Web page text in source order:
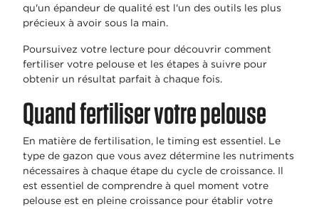
qu'un épandeur de qualité est l'un des outils les plus
précieux à avoir sous la main.
Poursuivez votre lecture pour découvrir comment
fertiliser votre pelouse et les étapes à suivre pour
obtenir un résultat parfait à chaque fois.
Quand fertiliser votre pelouse
En matière de fertilisation, le timing est essentiel. Le
type de gazon que vous avez détermine les nutriments
nécessaires à chaque étape du cycle de croissance. Il
est essentiel de comprendre à quel moment votre
pelouse est en pleine croissance pour établir votre